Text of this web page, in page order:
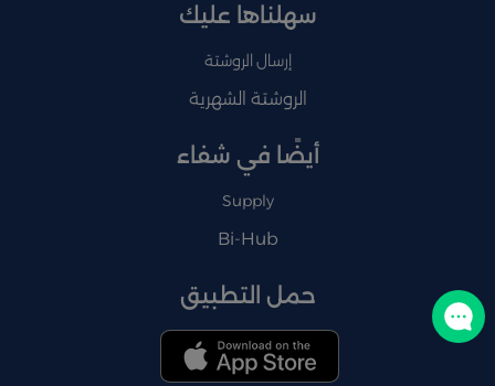
سهلناها عليك
إرسال الروشتة
الروشتة الشهرية
أيضًا في شفاء
Supply
Bi-Hub
حمل التطبيق
تواصل معنا